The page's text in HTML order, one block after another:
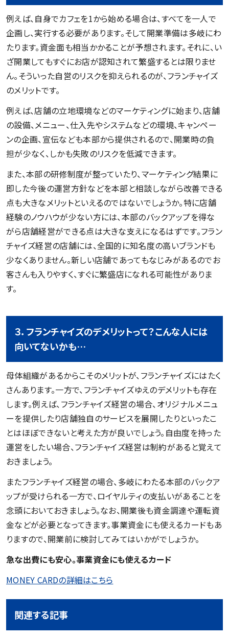
例えば、自身でカフェを1から始める場合は、すべてを一人で
企画し、実行する必要があります。そして開業準備は多岐にわ
たります。資金面も相当かかることが予想されます。それに、い
ざ開業してもすぐにお店が認知されて繁盛するとは限りませ
ん。そういった自営のリスクを抑えられるのが、フランチャイズ
のメリットです。
例えば、店舗の立地環境などのマーケティングに始まり、店舗
の設備、メニュー、仕入先やシステムなどの環境、キャンペー
ンの企画、宣伝なども本部から提供されるので、開業時の負
担が少なく、しかも失敗のリスクを低減できます。
また、本部の研修制度が整っていたり、マーケティング結果に
即した今後の運営方針などを本部と相談しながら改善できる
点も大きなメリットといえるのではないでしょうか。特に店舗
経験のノウハウが少ない方には、本部のバックアップを得な
がら店舗経営ができる点は大きな支えになるはずです。フラン
チャイズ経営の店舗には、全国的に知名度の高いブランドも
少なくありません。新しい店舗であってもなじみがあるのでお
客さんも入りやすく、すぐに繁盛店になれる可能性がありま
す。
３．フランチャイズのデメリットって？こんな人には
向いてないかも…
母体組織があるからこそのメリットが、フランチャイズにはたく
さんあります。一方で、フランチャイズゆえのデメリットも存在
します。例えば、フランチャイズ経営の場合、オリジナルメニュ
ーを提供したり店舗独自のサービスを展開したりといったこ
とはほぼできないと考えた方が良いでしょう。自由度を持った
運営をしたい場合、フランチャイズ経営は制約があると覚えて
おきましょう。
またフランチャイズ経営の場合、多岐にわたる本部のバックア
ップが受けられる一方で、ロイヤルティの支払いがあることを
念頭においておきましょう。なお、開業後も資金調達や運転資
金などが必要となってきます。事業資金にも使えるカードもあ
りますので、開業前に検討してみてはいかがでしょうか。
急な出費にも安心。事業資金にも使えるカード
MONEY CARDの詳細はこちら
関連する記事